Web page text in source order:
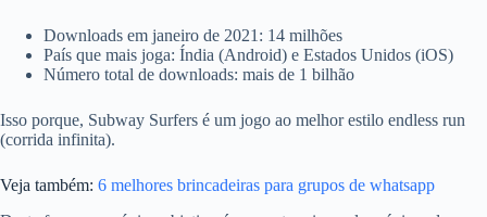
Downloads em janeiro de 2021: 14 milhões
País que mais joga: Índia (Android) e Estados Unidos (iOS)
Número total de downloads: mais de 1 bilhão
Isso porque, Subway Surfers é um jogo ao melhor estilo endless run
(corrida infinita).
Veja também: 6 melhores brincadeiras para grupos de whatsapp